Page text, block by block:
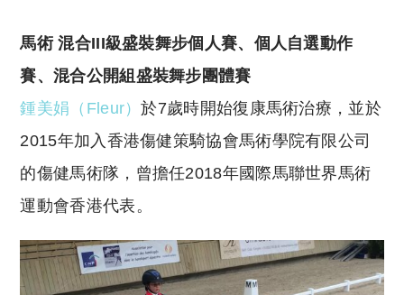
馬術 混合III級盛裝舞步個人賽、個人自選動作
賽、混合公開組盛裝舞步團體賽
鍾美娟（Fleur）於7歲時開始復康馬術治療，並於
2015年加入香港傷健策騎協會馬術學院有限公司
的傷健馬術隊，曾擔任2018年國際馬聯世界馬術
運動會香港代表。